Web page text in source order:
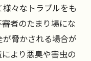
々なトラブルをも
者のたまり場にな
脅かされる場合が
より悪臭や害虫の